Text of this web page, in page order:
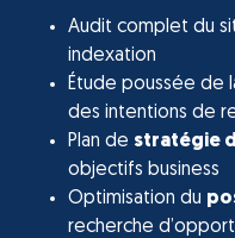
Audit complet du
indexation
Étude poussée de
des intentions de
Plan de stratégie
objectifs business
Optimisation du
recherche